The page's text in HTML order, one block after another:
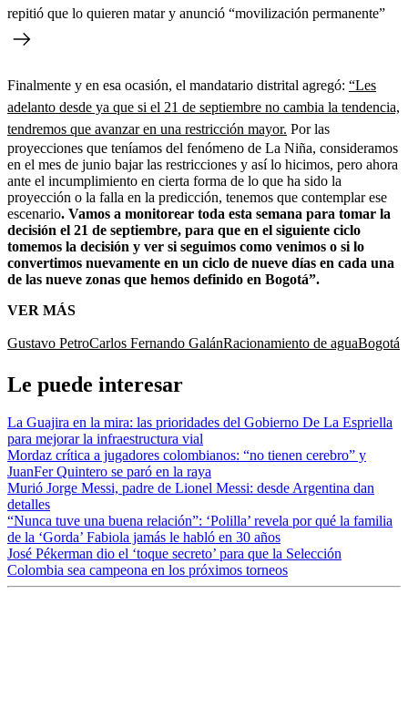
repitió que lo quieren matar y anunció “movilización permanente”
Finalmente y en esa ocasión, el mandatario distrital agregó: “Les
adelanto desde ya que si el 21 de septiembre no cambia la tendencia,
tendremos que avanzar en una restricción mayor. Por las
proyecciones que teníamos del fenómeno de La Niña, consideramos
en el mes de junio bajar las restricciones y así lo hicimos, pero ahora
ante el incumplimiento en cierta forma de lo que ha sido la
proyección o la falla en la predicción, tenemos que contemplar ese
escenario. Vamos a monitorear toda esta semana para tomar la
decisión el 21 de septiembre, para que en el siguiente ciclo
tomemos la decisión y ver si seguimos como venimos o si lo
convertimos nuevamente en un ciclo de nueve días en cada una
de las nueve zonas que hemos definido en Bogotá”.
VER MÁS
Gustavo PetroCarlos Fernando GalánRacionamiento de aguaBogotá
Le puede interesar
La Guajira en la mira: las prioridades del Gobierno De La Espriella
para mejorar la infraestructura vial
Mordaz crítica a jugadores colombianos: “no tienen cerebro” y
JuanFer Quintero se paró en la raya
Murió Jorge Messi, padre de Lionel Messi: desde Argentina dan
detalles
“Nunca tuve una buena relación”: ‘Polilla’ revela por qué la familia
de la ‘Gorda’ Fabiola jamás le habló en 30 años
José Pékerman dio el ‘toque secreto’ para que la Selección
Colombia sea campeona en los próximos torneos